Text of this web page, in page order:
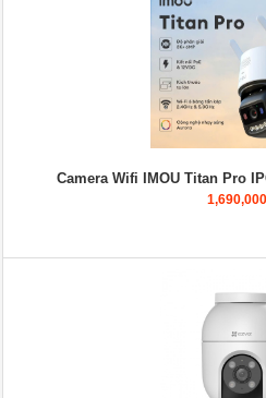
Camera Wifi IMOU Titan Pro